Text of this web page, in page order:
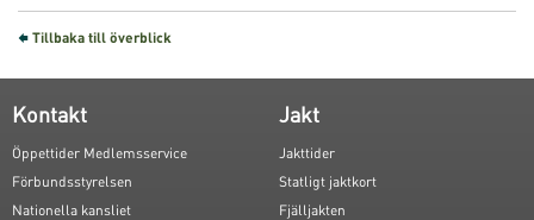
Tillbaka till överblick
Kontakt
Öppettider Medlemsservice
Förbundsstyrelsen
Nationella kansliet
Jakt
Jakttider
Statligt jaktkort
Fjälljakten